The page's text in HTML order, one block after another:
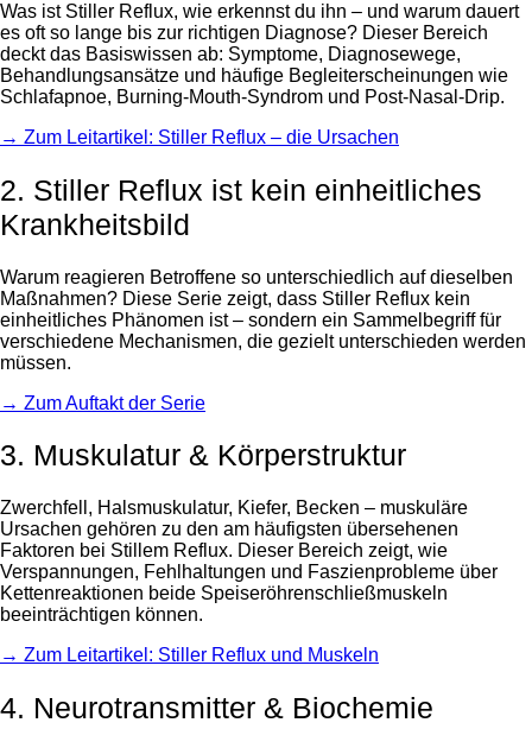
Was ist Stiller Reflux, wie erkennst du ihn – und warum dauert
es oft so lange bis zur richtigen Diagnose? Dieser Bereich
deckt das Basiswissen ab: Symptome, Diagnosewege,
Behandlungsansätze und häufige Begleiterscheinungen wie
Schlafapnoe, Burning-Mouth-Syndrom und Post-Nasal-Drip.
→ Zum Leitartikel: Stiller Reflux – die Ursachen
2. Stiller Reflux ist kein einheitliches
Krankheitsbild
Warum reagieren Betroffene so unterschiedlich auf dieselben
Maßnahmen? Diese Serie zeigt, dass Stiller Reflux kein
einheitliches Phänomen ist – sondern ein Sammelbegriff für
verschiedene Mechanismen, die gezielt unterschieden werden
müssen.
→ Zum Auftakt der Serie
3. Muskulatur & Körperstruktur
Zwerchfell, Halsmuskulatur, Kiefer, Becken – muskuläre
Ursachen gehören zu den am häufigsten übersehenen
Faktoren bei Stillem Reflux. Dieser Bereich zeigt, wie
Verspannungen, Fehlhaltungen und Faszienprobleme über
Kettenreaktionen beide Speiseröhrenschließmuskeln
beeinträchtigen können.
→ Zum Leitartikel: Stiller Reflux und Muskeln
4. Neurotransmitter & Biochemie